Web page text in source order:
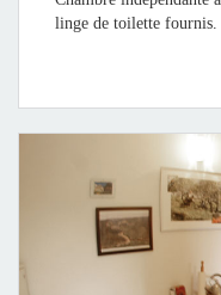
linge de toilette fournis.